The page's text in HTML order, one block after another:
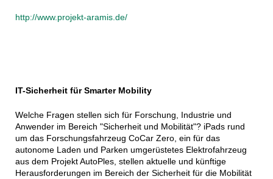
http://www.projekt-aramis.de/
IT-Sicherheit für Smarter Mobility
Welche Fragen stellen sich für Forschung, Industrie und
Anwender im Bereich "Sicherheit und Mobilität"? iPads rund
um das Forschungsfahrzeug CoCar Zero, ein für das
autonome Laden und Parken umgerüstetes Elektrofahrzeug
aus dem Projekt AutoPles, stellen aktuelle und künftige
Herausforderungen im Bereich der Sicherheit für die Mobilität